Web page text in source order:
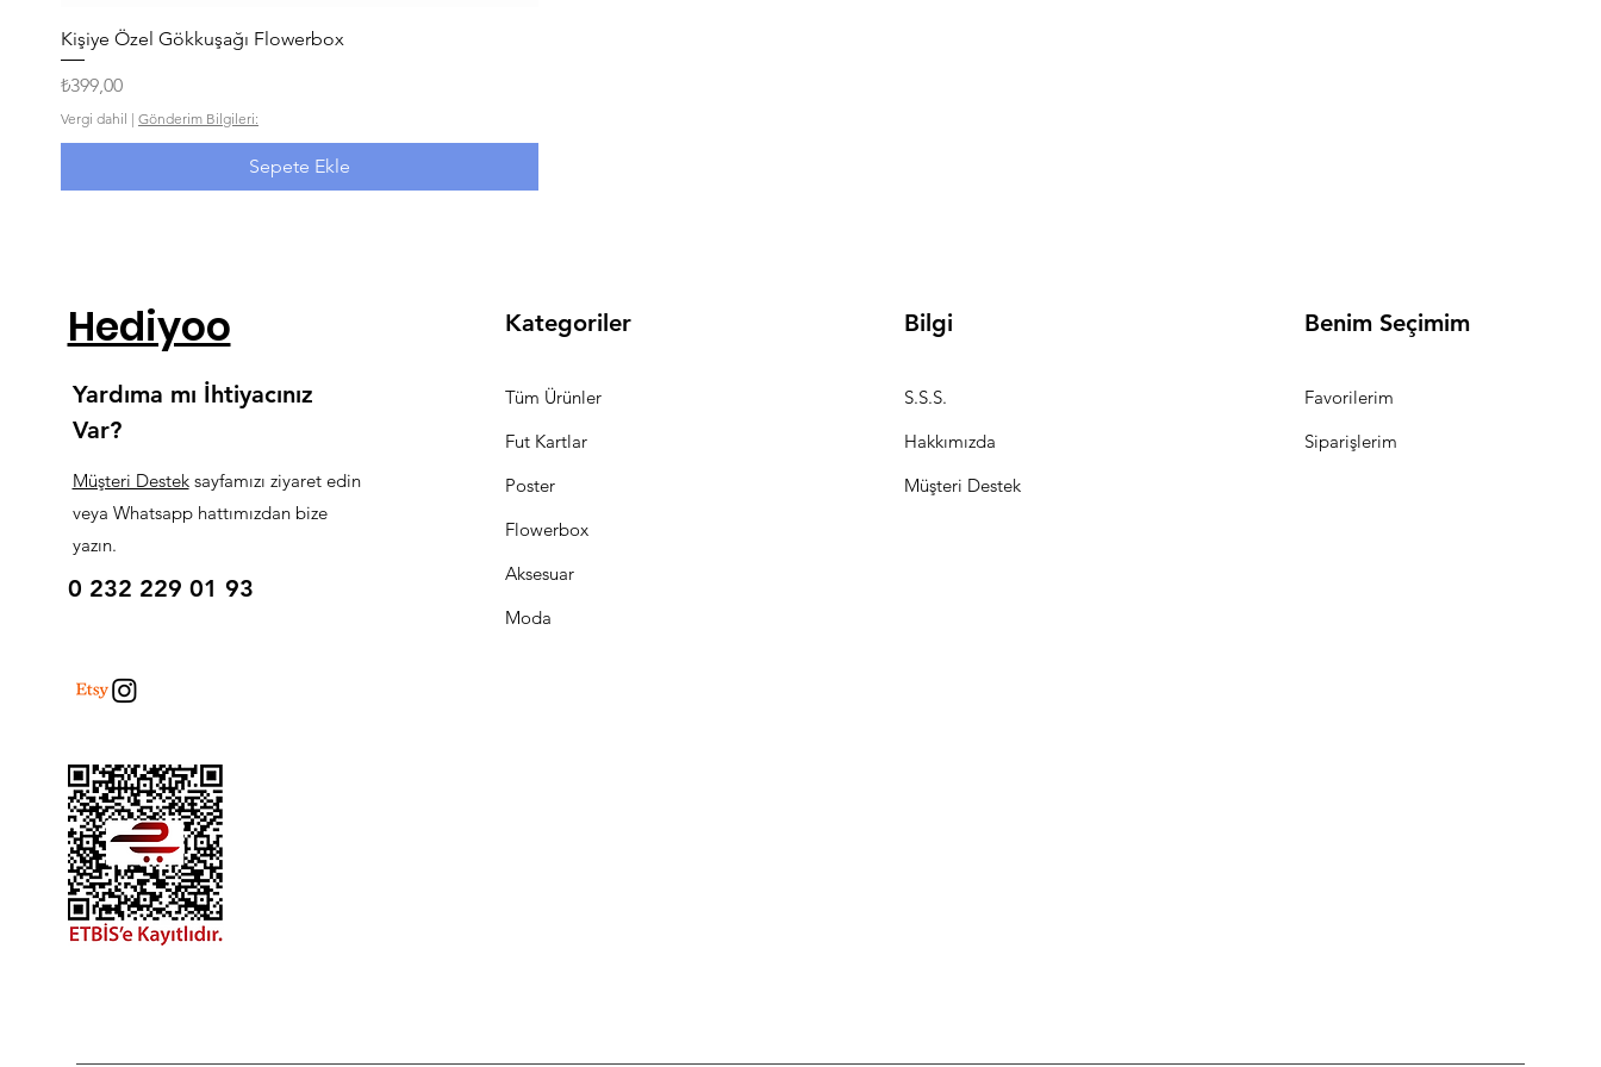
Hızlı Bakış
Kişiye Özel Gökkuşağı Flowerbox
Fiyat
₺399,00
Vergi dahil | Gönderim Bilgileri:
Sepete Ekle
Hediyoo
Yardıma mı İhtiyacınız
Var?
Müşteri Desteksayfamızı ziyaret edin
veya Whatsapp hattımızdan bize
yazın.
0 232 229 01 93
Kategoriler
Tüm Ürünler
Fut Kartlar
Poster
Flowerbox
Aksesuar
Moda
Bilgi
S.S.S.
Hakkımızda
Müşteri Destek
Benim Seçimim
Favorilerim
Siparişlerim